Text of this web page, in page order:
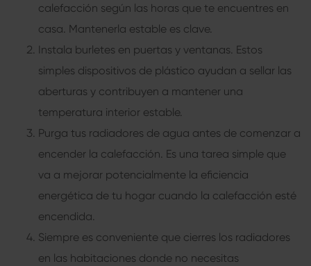
calefacción según las horas que te encuentres en
casa. Mantenerla estable es clave.
Instala burletes en puertas y ventanas. Estos
simples dispositivos de plástico ayudan a sellar las
aberturas y contribuyen a mantener una
temperatura interior estable.
Purga tus radiadores de agua antes de comenzar a
encender la calefacción. Es una tarea simple que
va a mejorar potencialmente la eficiencia
energética de tu hogar cuando la calefacción esté
encendida.
Siempre es conveniente que cierres los radiadores
en las habitaciones donde no necesitas